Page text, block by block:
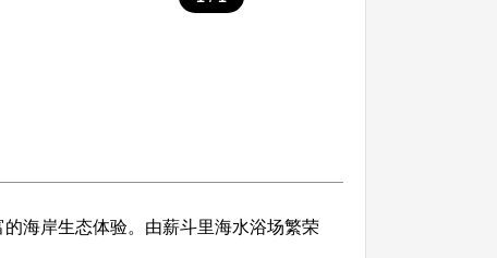
海岸生态体验。由薪斗里海水浴场繁荣